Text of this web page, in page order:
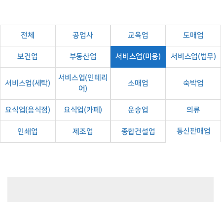
전체 공업사 교육업 도매업
보건업 부동산업 서비스업(미용) 서비스업(법무)
서비스업(세탁)
서비스업(인테리
어)
소매업 숙박업
요식업(음식점) 요식업(카페) 운송업 의류
인쇄업 제조업 종합건설업 통신판매업